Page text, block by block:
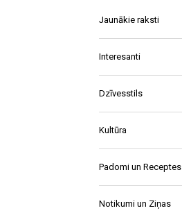
Jaunākie raksti
Interesanti
Dzīvesstils
Kultūra
Padomi un Receptes
Notikumi un Ziņas